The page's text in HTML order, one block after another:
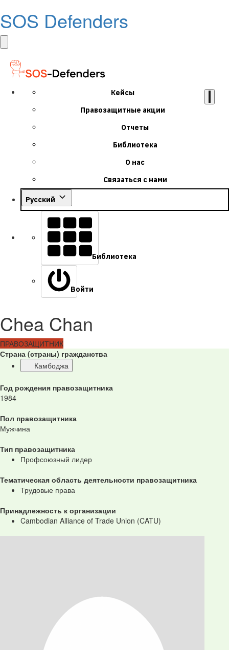
SOS Defenders
Кейсы
Правозащитные акции
Отчеты
Библиотека
О нас
Связаться с нами
Русский
Библиотека
Войти
Chea Chan
ПРАВОЗАЩИТНИК
Страна (страны) гражданства
Камбоджа
Год рождения правозащитника
1984
Пол правозащитника
Мужчина
Тип правозащитника
Профсоюзный лидер
Тематическая область деятельности правозащитника
Трудовые права
Принадлежность к организации
Cambodian Alliance of Trade Union (CATU)